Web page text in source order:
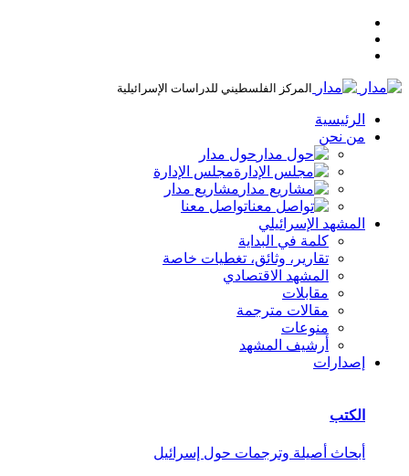
المركز الفلسطيني للدراسات الإسرائيلية
الرئيسية
من نحن
حول مدار
مجلس الإدارة
مشاريع مدار
تواصل معنا
المشهد الإسرائيلي
كلمة في البداية
تقارير، وثائق، تغطيات خاصة
المشهد الاقتصادي
مقابلات
مقالات مترجمة
منوعات
أرشيف المشهد
إصدارات
الكتب
أبحاث أصيلة وترجمات حول إسرائيل